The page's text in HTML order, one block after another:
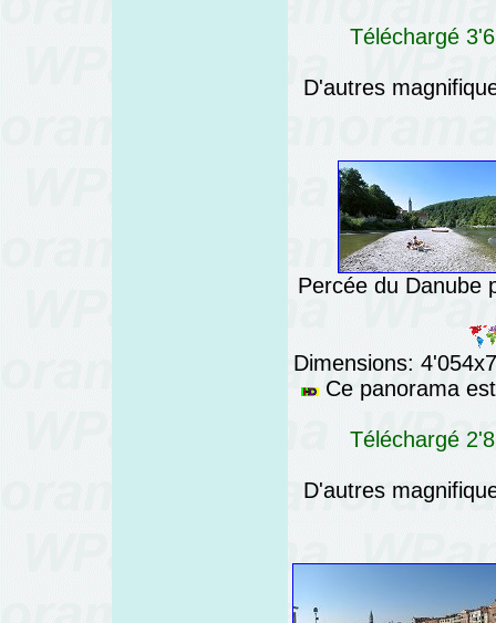
Téléchargé
D'autres
Percée du Danube
Dimensions:
Ce panorama
Téléchargé
D'autres